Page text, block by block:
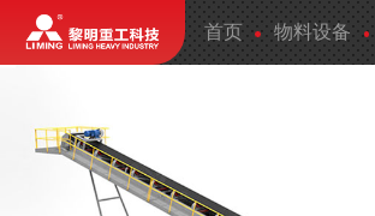
首页 物料设备